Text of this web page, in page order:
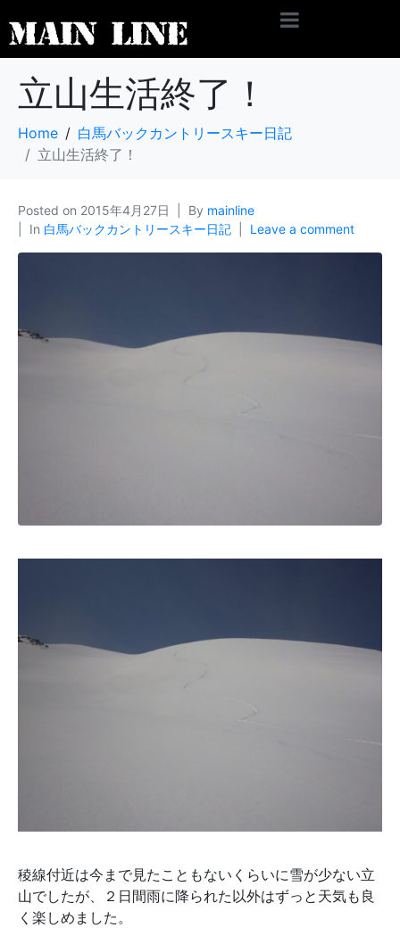
立山生活終了！
Home
白馬バックカントリースキー日記
立山生活終了！
Posted on 2015年4月27日 By mainline
In 白馬バックカントリースキー日記 Leave a comment
稜線付近は今まで見たこともないくらいに雪が少ない立
山でしたが、２日間雨に降られた以外はずっと天気も良
く楽しめました。